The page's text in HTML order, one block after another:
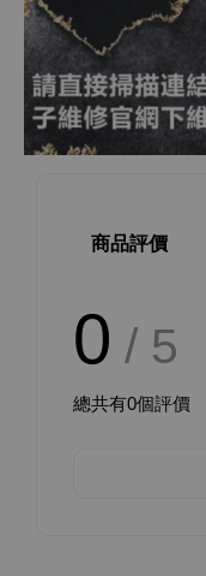
商品評價
0 / 5
總共有0個評價